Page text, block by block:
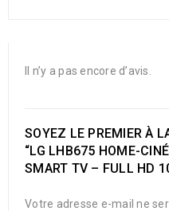
Il n’y a pas encore d’avis.
SOYEZ LE PREMIER À
“LG LHB675 HOME-
SMART TV – FULL HD
Votre adresse e-mail ne